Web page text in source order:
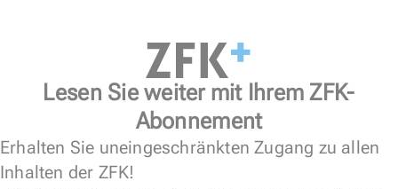
Lesen Sie weiter mit Ihrem ZFK-
Abonnement
Erhalten Sie uneingeschränkten Zugang zu allen
Inhalten der ZFK!